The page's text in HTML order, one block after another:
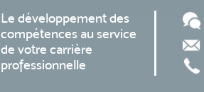
Le développement des
compétences au service
de votre carrière
professionnelle